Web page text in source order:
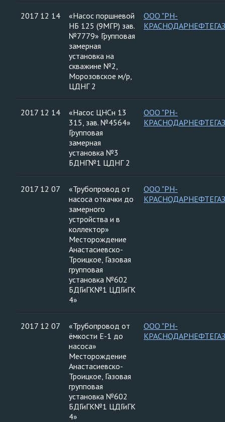
2017 12 14
«Насос поршневой
НБ 125 (9МГР) зав.
№7779» Групповая
замерная
установка на
скважине №2,
Морозовское м/р,
ЦДНГ 2
ООО "РН-
2017 12 14
«Насос ЦНСн 13
315, зав. №4564»
Групповая
замерная
установка №3
БДНГ№1 ЦДНГ 2
ООО "РН-
2017 12 07
«Трубопровод от
насоса откачки до
замерного
устройства и в
коллектор»
Месторождение
Анастасиевско-
Троицкое, Газовая
групповая
установка №602
БДГиГК№1 ЦДГиГК
4»
ООО "РН-
2017 12 07
«Трубопровод от
ёмкости Е-1 до
насоса»
Месторождение
Анастасиевско-
Троицкое, Газовая
групповая
установка №602
БДГиГК№1 ЦДГиГК
4»
ООО "РН-